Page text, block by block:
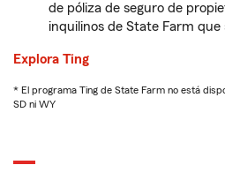
de póliza de seguro de
inquilinos de State Farm que
Explora Ting
* El programa Ting de State Farm no está
SD ni WY